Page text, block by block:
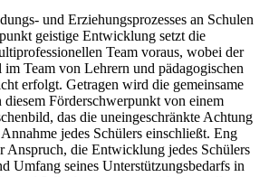
und Erziehungsprozesses an Schulen
geistige Entwicklung setzt die
Team voraus, wobei der
Team von Lehrern und pädagogischen
erfolgt. Getragen wird die gemeinsame
Förderschwerpunkt von einem
das die uneingeschränkte Achtung
jedes Schülers einschließt. Eng
Anspruch, die Entwicklung jedes Schülers
Umfang seines Unterstützungsbedarfs in